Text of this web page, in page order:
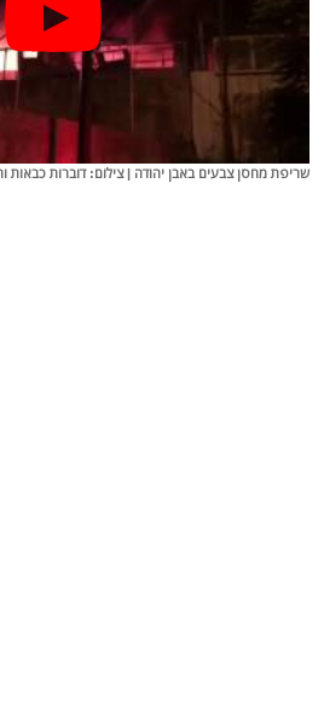
שריפת מחסן צבעים באבן יהודה | צילום: דוברות כבאות